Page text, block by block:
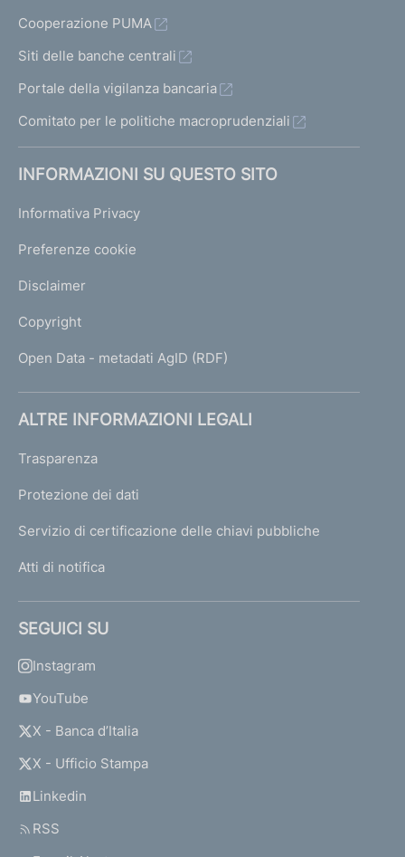
Cooperazione PUMA
Siti delle banche centrali
Portale della vigilanza bancaria
Comitato per le politiche macroprudenziali
INFORMAZIONI SU QUESTO SITO
Informativa Privacy
Preferenze cookie
Disclaimer
Copyright
Open Data - metadati AgID (RDF)
ALTRE INFORMAZIONI LEGALI
Trasparenza
Protezione dei dati
Servizio di certificazione delle chiavi pubbliche
Atti di notifica
SEGUICI SU
Instagram
YouTube
X - Banca d’Italia
X - Ufficio Stampa
Linkedin
RSS